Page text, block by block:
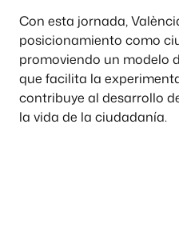
Con esta jornada,
posicionamiento como
promoviendo un modelo
que facilita la
contribuye al desarrollo
la vida de la ciudadanía.